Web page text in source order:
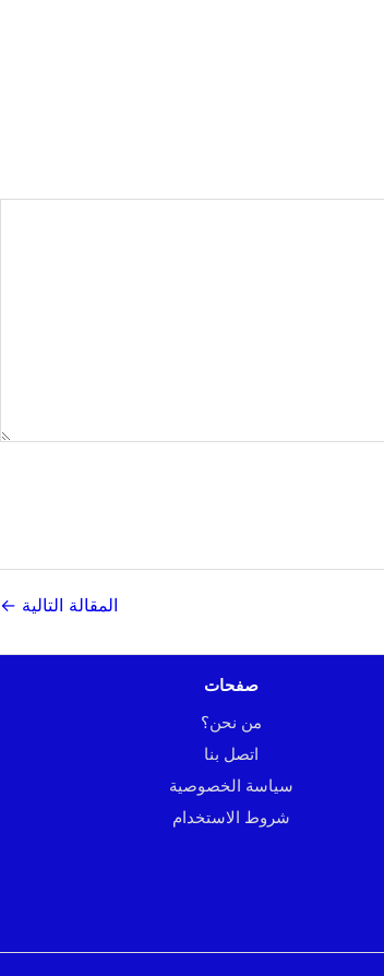
المقالة التالية ←
صفحات
من نحن؟
اتصل بنا
سياسة الخصوصية
شروط الاستخدام